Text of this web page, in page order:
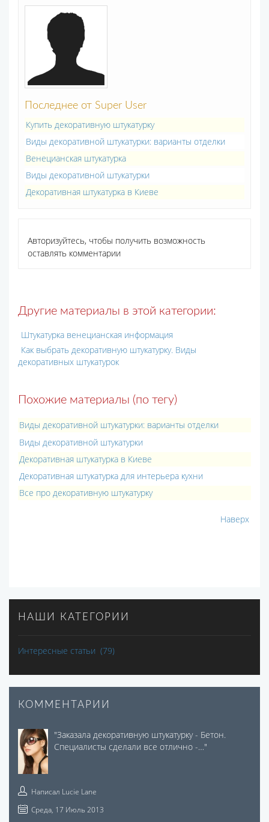
Последнее от Super User
Купить декоративную штукатурку
Виды декоративной штукатурки: варианты отделки
Венецианская штукатурка
Виды декоративной штукатурки
Декоративная штукатурка в Киеве
Авторизуйтесь, чтобы получить возможность
оставлять комментарии
Другие материалы в этой категории:
Штукатурка венецианская информация
Как выбрать декоративную штукатурку. Виды
декоративных штукатурок
Похожие материалы (по тегу)
Виды декоративной штукатурки: варианты отделки
Виды декоративной штукатурки
Декоративная штукатурка в Киеве
Декоративная штукатурка для интерьера кухни
Все про декоративную штукатурку
Наверх
НАШИ КАТЕГОРИИ
Интересные статьи (79)
КОММЕНТАРИИ
"Заказала декоративную штукатурку - Бетон.
Специалисты сделали все отлично -…"
Написал Lucie Lane
Среда, 17 Июль 2013